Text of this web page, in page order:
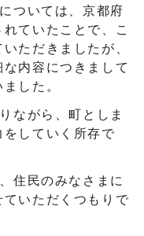
ついては、京都府
ていたことで、こ
ただきましたが、
内容につきまして
した。
ながら、町としま
していく所存で
住民のみなさまに
いただくつもりで